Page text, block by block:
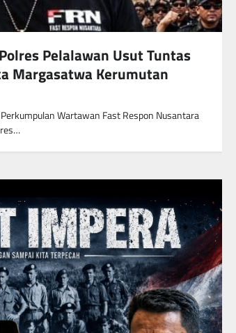
Pelalawan Usut Tuntas
Margasatwa Kerumutan
Perkumpulan Wartawan Fast Respon Nusantara